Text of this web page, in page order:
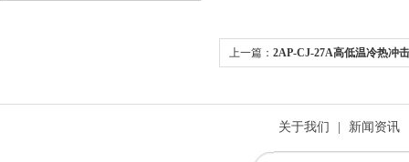
上一篇： 2AP-CJ-27A高低温冷热冲
关于我们 新闻资讯